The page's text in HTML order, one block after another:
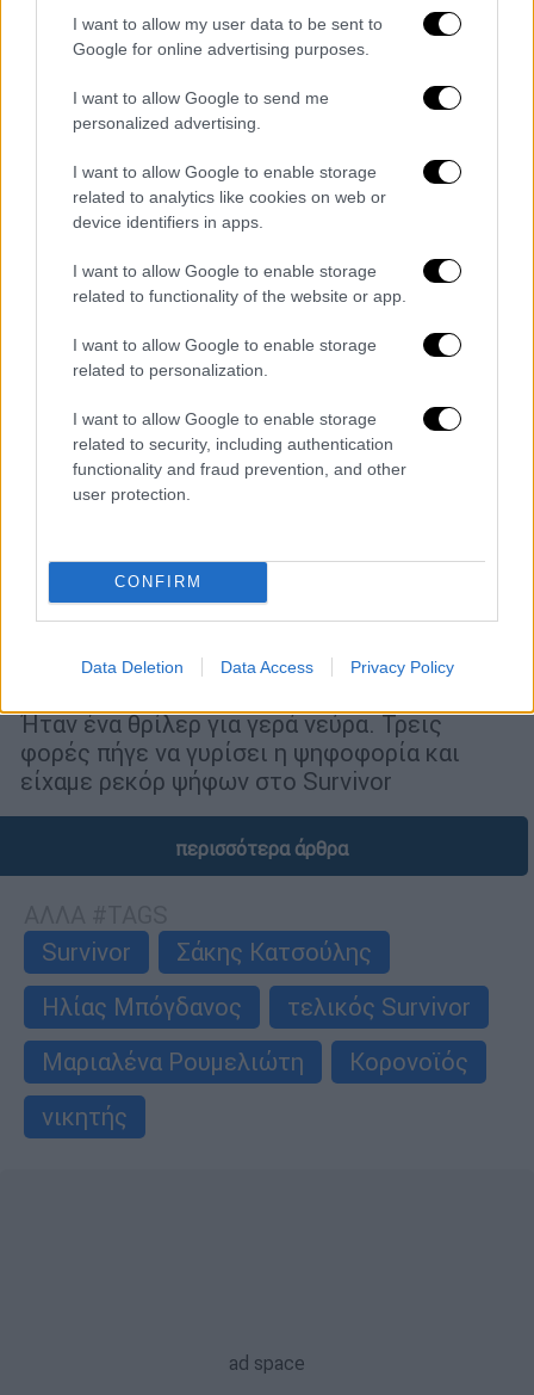
I want to allow my user data to be sent to
Google for online advertising purposes.
I want to allow Google to send me
personalized advertising.
I want to allow Google to enable storage
related to analytics like cookies on web or
device identifiers in apps.
I want to allow Google to enable storage
related to functionality of the website or app.
I want to allow Google to enable storage
related to personalization.
I want to allow Google to enable storage
related to security, including authentication
functionality and fraud prevention, and other
user protection.
CONFIRM
Data Deletion Data Access Privacy Policy
Τηλεόραση|06.07.2021 11:31
Survivor 4 τελικός: Ο Τριαντάφυλλος
αποκάλυψε τους παίκτες που ήρθαν
κοντά ερωτικά στο ριάλιτι
ξεκάθαρα ποιοι παίκτες «έκαναν τα δικά
τους» στην παραλία του Survivor
Τηλεόραση|06.07.2021 11:22
Θρίλερ με την ψηφοφορία του Survivor -
3 φορές άλλαξαν χέρια τα 100.000 ευρώ
Ήταν ένα θρίλερ για γερά νεύρα. Τρεις
φορές πήγε να γυρίσει η ψηφοφορία και
είχαμε ρεκόρ ψήφων στο Survivor
περισσότερα άρθρα
Survivor
Σάκης Κατσούλης
Ηλίας Μπόγδανος
τελικός Survivor
Μαριαλένα Ρουμελιώτη
Κορονοϊός
νικητής